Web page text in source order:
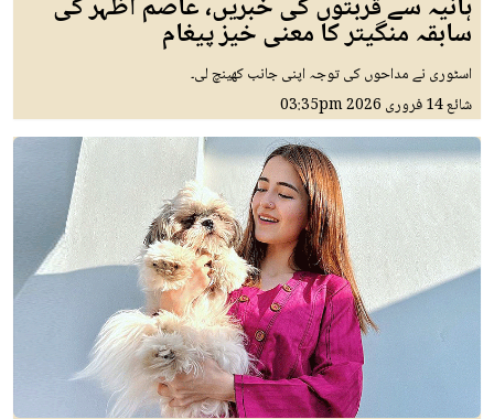
سابقہ منگیتر کا معنی خیز پیغام
اسٹوری نے مداحوں کی توجہ اپنی جانب کھینچ لی۔
شائع14 فروری 2026 03:35pm